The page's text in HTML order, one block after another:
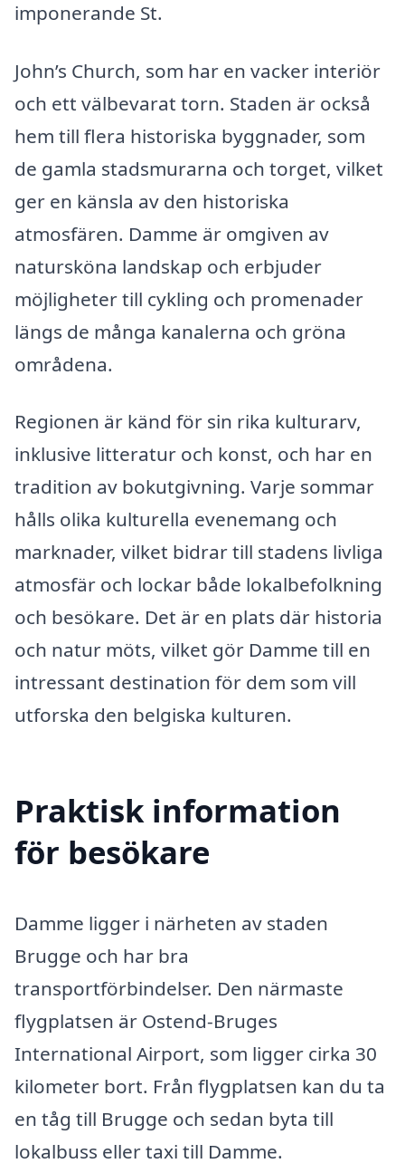
imponerande St.
John’s Church, som har en vacker interiör
och ett välbevarat torn. Staden är också
hem till flera historiska byggnader, som
de gamla stadsmurarna och torget, vilket
ger en känsla av den historiska
atmosfären. Damme är omgiven av
natursköna landskap och erbjuder
möjligheter till cykling och promenader
längs de många kanalerna och gröna
områdena.
Regionen är känd för sin rika kulturarv,
inklusive litteratur och konst, och har en
tradition av bokutgivning. Varje sommar
hålls olika kulturella evenemang och
marknader, vilket bidrar till stadens livliga
atmosfär och lockar både lokalbefolkning
och besökare. Det är en plats där historia
och natur möts, vilket gör Damme till en
intressant destination för dem som vill
utforska den belgiska kulturen.
Praktisk information
för besökare
Damme ligger i närheten av staden
Brugge och har bra
transportförbindelser. Den närmaste
flygplatsen är Ostend-Bruges
International Airport, som ligger cirka 30
kilometer bort. Från flygplatsen kan du ta
en tåg till Brugge och sedan byta till
lokalbuss eller taxi till Damme.